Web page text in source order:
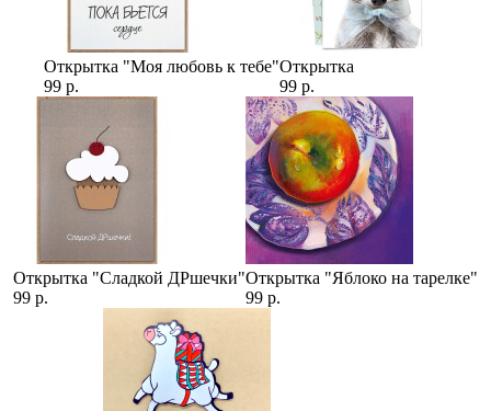
Открытка "Моя любовь к тебе"
99 р.
Открытка
99 р.
Открытка "Сладкой ДРшечки"
99 р.
Открытка "Яблоко на тарелке"
99 р.